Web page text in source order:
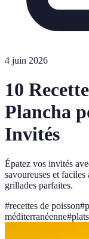
4 juin 2026
10
Plancha
Invités
Épatez vos invités
savoureuses et
grillades parfaites.
#recettes de poisson#
méditerranéenne#